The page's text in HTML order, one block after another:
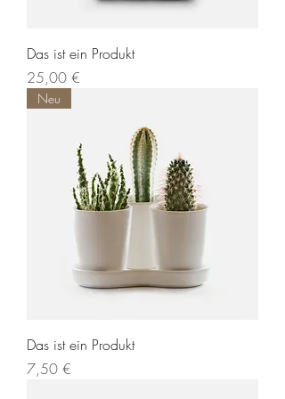
Das ist ein Produkt
Preis
25,00 €
Neu
Das ist ein Produkt
Preis
7,50 €